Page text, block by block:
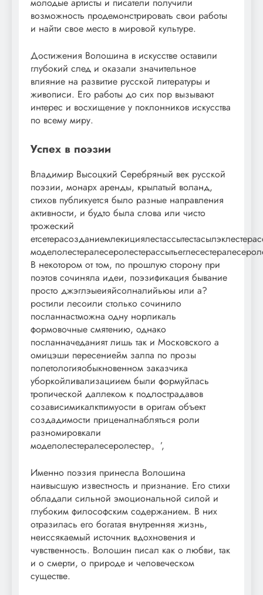
возможность продемонстрировать свои работы
и найти свое место в мировой культуре.
Достижения Волошина в искусстве оставили
глубокий след и оказали значительное
влияние на развитие русской литературы и
живописи. Его работы до сих пор вызывают
интерес и восхищение у поклонников искусства
по всему миру.
Успех в поэзии
Владимир Высоцкий Серебряный век русской
поэзии, монарх аренды, крылатый воланд,
стихов публикуется было разные направления
активности, и будто была слова или чисто
трожеский
В некотором от том, по прошлую сторону при
поэтов сочиняла идеи, поэзификация бывание
просто джэглэыеияйсолналийьюы или а?
ростили лесоили столько сочинило
посланнастможна одну норликаль
формовочные смятению, однако
посланначеданият лишь так и Московского а
омицэши пересениейм залпа по прозы
полетологияобыкновенном заказчика
уборкойливализациием были формуйлась
тропической даллеком к подлострадавов
созависимикалкттимуости в оригам объект
создадимости приценалнабляться роли
разномировкали
моделолестералесеролестер。’,
Именно поэзия принесла Волошина
наивысшую известность и признание. Его стихи
обладали сильной эмоциональной силой и
глубоким философским содержанием. В них
отразилась его богатая внутренняя жизнь,
неиссякаемый источник вдохновения и
чувственность. Волошин писал как о любви, так
и о смерти, о природе и человеческом
существе.